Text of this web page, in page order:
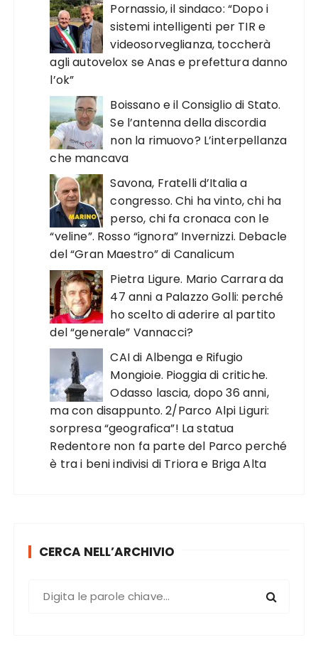
Pornassio, il sindaco: “Dopo i
sistemi intelligenti per TIR e
videosorveglianza, toccherà
agli autovelox se Anas e prefettura danno
l’ok”
Boissano e il Consiglio di Stato.
Se l’antenna della discordia
non la rimuovo? L’interpellanza
che mancava
Savona, Fratelli d’Italia a
congresso. Chi ha vinto, chi ha
perso, chi fa cronaca con le
“veline”. Rosso “ignora” Invernizzi. Debacle
del “Gran Maestro” di Canalicum
Pietra Ligure. Mario Carrara da
47 anni a Palazzo Golli: perché
ho scelto di aderire al partito
del “generale” Vannacci?
CAI di Albenga e Rifugio
Mongioie. Pioggia di critiche.
Odasso lascia, dopo 36 anni,
ma con disappunto. 2/Parco Alpi Liguri:
sorpresa “geografica”! La statua
Redentore non fa parte del Parco perché
è tra i beni indivisi di Triora e Briga Alta
CERCA NELL’ARCHIVIO